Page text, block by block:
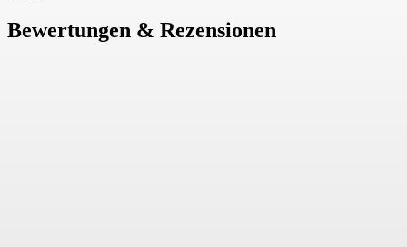
Bewertungen & Rezensionen